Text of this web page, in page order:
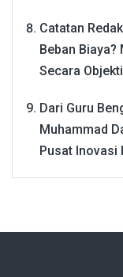
Catatan
Beban
Secara
Dari Guru
Muhammad
Pusat Inovasi